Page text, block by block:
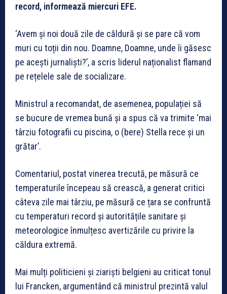
record, informează miercuri EFE.
‘Avem și noi două zile de căldură și se pare că vom
muri cu toții din nou. Doamne, Doamne, unde îi găsesc
pe acești jurnaliști?’, a scris liderul naționalist flamand
pe rețelele sale de socializare.
Ministrul a recomandat, de asemenea, populației să
se bucure de vremea bună și a spus că va trimite ‘mai
târziu fotografii cu piscina, o (bere) Stella rece și un
grătar’.
Comentariul, postat vinerea trecută, pe măsură ce
temperaturile începeau să crească, a generat critici
câteva zile mai târziu, pe măsură ce țara se confruntă
cu temperaturi record și autoritățile sanitare și
meteorologice înmulțesc avertizările cu privire la
căldura extremă.
Mai mulți politicieni și ziariști belgieni au criticat tonul
lui Francken, argumentând că ministrul prezintă valul